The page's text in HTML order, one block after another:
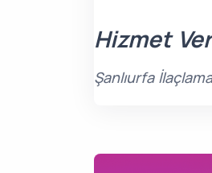
Hizmet
Şanlıurfa